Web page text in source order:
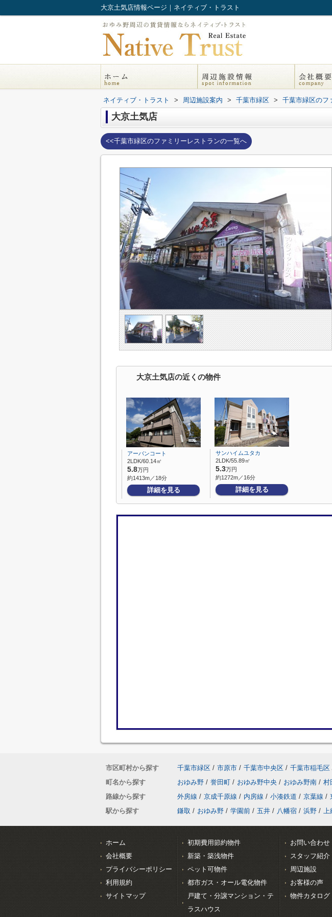
大京土気店情報ページ｜ネイティブ・トラスト
ネイティブ・トラスト > 周辺施設案内 > 千葉市緑区 > 千葉市緑区のフ
大京土気店
<<千葉市緑区のファミリーレストランの一覧へ
大京土気店の近くの物件
アーバンコート
2LDK/60.14㎡
5.8万円
約1413m／18分
詳細を見る
サンハイムユタカ
2LDK/55.89㎡
5.3万円
約1272m／16分
詳細を見る
市区町村から探す 千葉市緑区 / 市原市 / 千葉市中央区 / 千葉市稲毛区
町名から探す
おゆみ野 / 誉田町 / おゆみ野中央 / おゆみ野南 / 村
路線から探す
外房線 / 京成千原線 / 内房線 / 小湊鉄道 / 京葉線 /
駅から探す
鎌取 / おゆみ野 / 学園前 / 五井 / 八幡宿 / 浜野 / 上
ホーム
会社概要
プライバシーポリシー
利用規約
サイトマップ
初期費用節約物件
新築・築浅物件
ペット可物件
都市ガス・オール電化物件
戸建て・分譲マンション・テ
ラスハウス
お問い合わせ
スタッフ紹介
周辺施設
お客様の声
物件カタログ